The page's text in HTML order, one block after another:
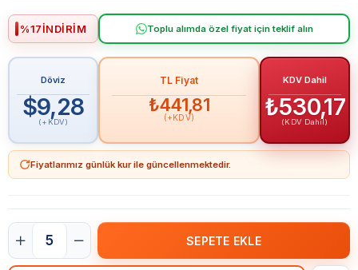
%17İNDIRIM Toplu alımda özel fiyat için teklif alın
Döviz
$9,28
(+KDV)
TL Fiyat
₺441,81
(+KDV)
KDV Dahil
₺530,17
(KDV Dahil)
Fiyatlarımız günlük kur ile güncellenmektedir.